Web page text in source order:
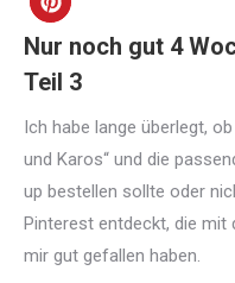
Nur noch gut 4
Teil 3
Ich habe lange überlegt,
und Karos“ und die
up bestellen sollte oder
Pinterest entdeckt, die mit
mir gut gefallen haben.